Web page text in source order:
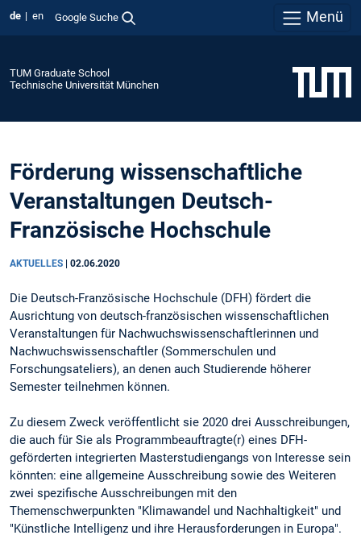
de en Google Suche Menü
TUM Graduate School
Technische Universität München
Förderung wissenschaftliche
Veranstaltungen Deutsch-
Französische Hochschule
AKTUELLES 02.06.2020
Die Deutsch-Französische Hochschule (DFH) fördert die
Ausrichtung von deutsch-französischen wissenschaftlichen
Veranstaltungen für Nachwuchswissenschaftlerinnen und
Nachwuchswissenschaftler (Sommerschulen und
Forschungsateliers), an denen auch Studierende höherer
Semester teilnehmen können.
Zu diesem Zweck veröffentlicht sie 2020 drei Ausschreibungen,
die auch für Sie als Programmbeauftragte(r) eines DFH-
geförderten integrierten Masterstudiengangs von Interesse sein
könnten: eine allgemeine Ausschreibung sowie des Weiteren
zwei spezifische Ausschreibungen mit den
Themenschwerpunkten "Klimawandel und Nachhaltigkeit" und
"Künstliche Intelligenz und ihre Herausforderungen in Europa".